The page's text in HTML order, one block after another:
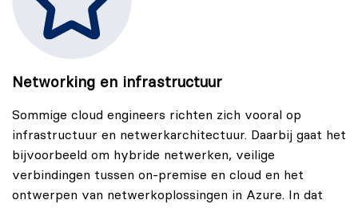
Networking en infrastructuur
Sommige cloud engineers richten zich vooral op
infrastructuur en netwerkarchitectuur. Daarbij gaat het
bijvoorbeeld om hybride netwerken, veilige
verbindingen tussen on-premise en cloud en het
ontwerpen van netwerkoplossingen in Azure. In dat